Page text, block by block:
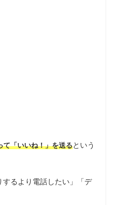
て「いいね！」を送るという
るより電話したい」「デ